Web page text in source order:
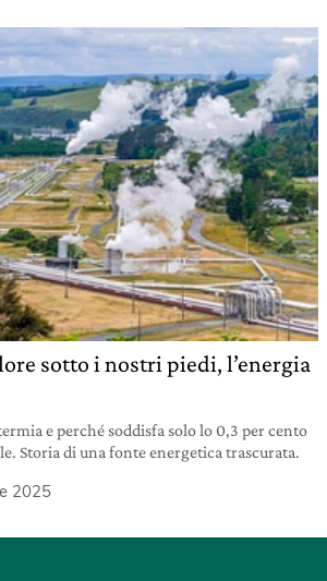
sotto i nostri piedi, l’energia
e perché soddisfa solo lo 0,3 per cento
Storia di una fonte energetica trascurata.
2025